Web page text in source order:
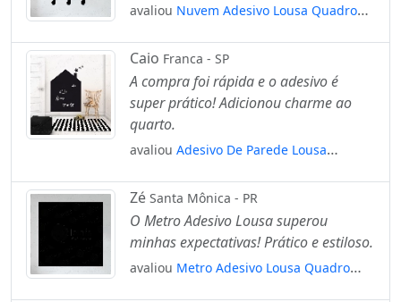
avaliou Nuvem Adesivo Lousa Quadro
Mod:95
Caio Franca - SP
A compra foi rápida e o adesivo é
super prático! Adicionou charme ao
quarto.
avaliou Adesivo De Parede Lousa
Recreação Atividade Bebê Mod:4117
Zé Santa Mônica - PR
O Metro Adesivo Lousa superou
minhas expectativas! Prático e estiloso.
avaliou Metro Adesivo Lousa Quadro